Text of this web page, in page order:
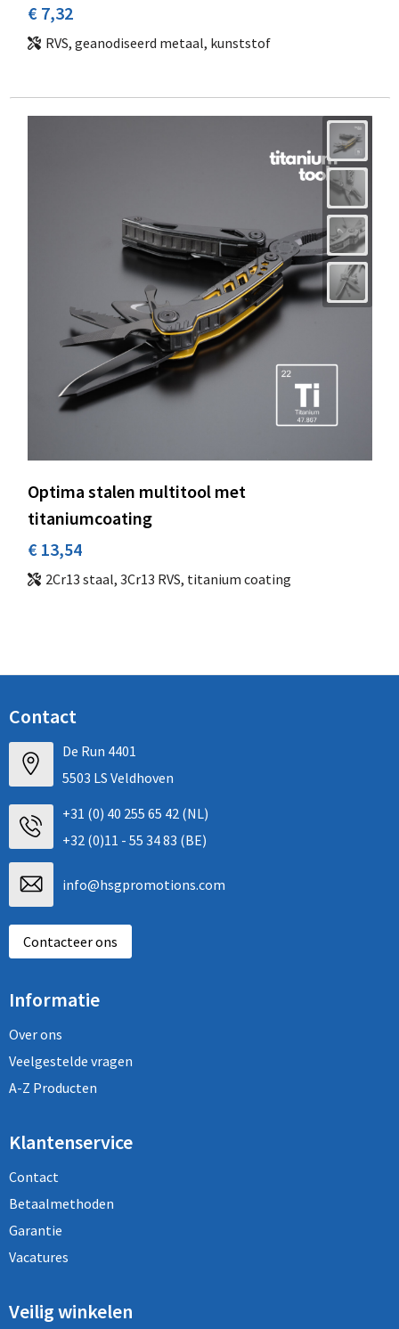
€ 7,32
RVS, geanodiseerd metaal, kunststof
Optima stalen multitool met
titaniumcoating
€ 13,54
2Cr13 staal, 3Cr13 RVS, titanium coating
Contact
De Run 4401
5503 LS Veldhoven
+31 (0) 40 255 65 42 (NL)
+32 (0)11 - 55 34 83 (BE)
info@hsgpromotions.com
Contacteer ons
Informatie
Over ons
Veelgestelde vragen
A-Z Producten
Klantenservice
Contact
Betaalmethoden
Garantie
Vacatures
Veilig winkelen